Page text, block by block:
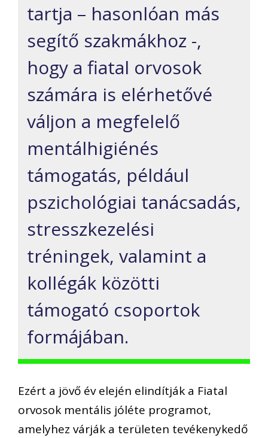
tartja – hasonlóan más
segítő szakmákhoz -,
hogy a fiatal orvosok
számára is elérhetővé
váljon a megfelelő
mentálhigiénés
támogatás, például
pszichológiai tanácsadás,
stresszkezelési
tréningek, valamint a
kollégák közötti
támogató csoportok
formájában.
Ezért a jövő év elején elindítják a Fiatal
orvosok mentális jóléte programot,
amelyhez várják a területen tevékenykedő